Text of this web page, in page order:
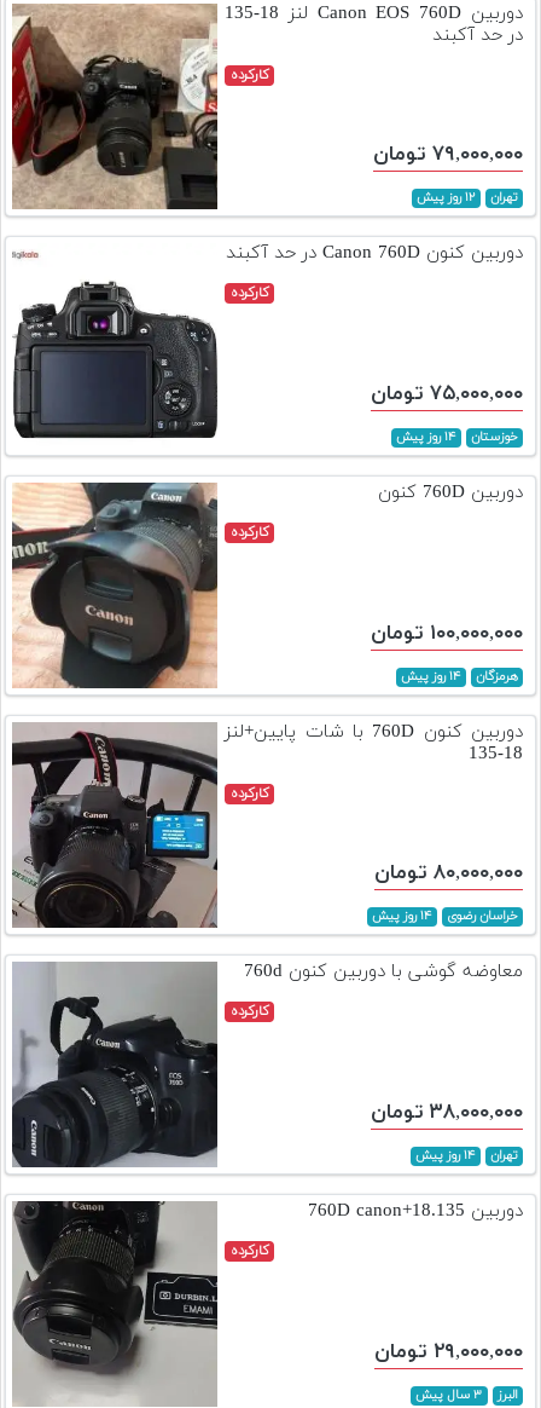
دوربین Canon EOS 760D لنز 18-135
در حد آکبند
کارکرده
۷۹,۰۰۰,۰۰۰ تومان
تهران ۱۲ روز پیش
دوربین کنون Canon 760D در حد آکبند
کارکرده
۷۵,۰۰۰,۰۰۰ تومان
خوزستان ۱۴ روز پیش
دوربین 760D کنون
کارکرده
۱۰۰,۰۰۰,۰۰۰ تومان
هرمزگان ۱۴ روز پیش
دوربین کنون 760D با شات پایین+لنز
18-135
کارکرده
۸۰,۰۰۰,۰۰۰ تومان
خراسان رضوی ۱۴ روز پیش
معاوضه گوشی با دوربین کنون 760d
کارکرده
۳۸,۰۰۰,۰۰۰ تومان
تهران ۱۴ روز پیش
دوربین 760D canon+18.135
کارکرده
۲۹,۰۰۰,۰۰۰ تومان
البرز ۳ سال پیش